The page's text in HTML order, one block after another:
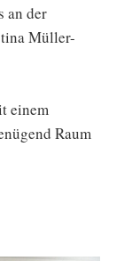
an der
Müller-
einem
Raum